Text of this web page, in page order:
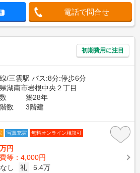
電話で問合せ
初期費用に注目
/三雲駅 バス:8分:停歩6分
湖南市岩根中央２丁目
築28年
数
3階建
写真充実 無料オンライン相談可
万円
等：4,000円
なし 礼
5.4万